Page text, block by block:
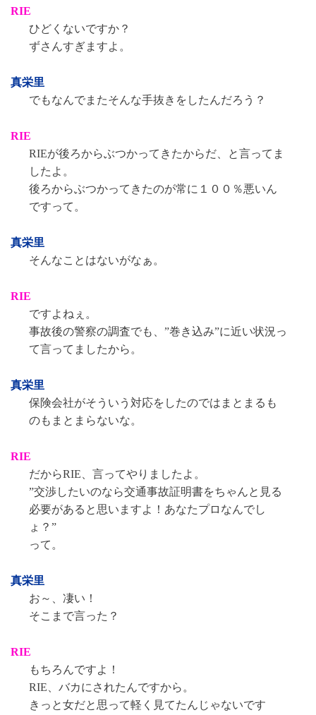
RIE
ひどくないですか？
ずさんすぎますよ。
真栄里
でもなんでまたそんな手抜きをしたんだろう？
RIE
RIEが後ろからぶつかってきたからだ、と言ってま
したよ。
後ろからぶつかってきたのが常に１００％悪いん
ですって。
真栄里
そんなことはないがなぁ。
RIE
ですよねぇ。
事故後の警察の調査でも、”巻き込み”に近い状況っ
て言ってましたから。
真栄里
保険会社がそういう対応をしたのではまとまるも
のもまとまらないな。
RIE
だからRIE、言ってやりましたよ。
”交渉したいのなら交通事故証明書をちゃんと見る
必要があると思いますよ！あなたプロなんでし
ょ？”
って。
真栄里
お～、凄い！
そこまで言った？
RIE
もちろんですよ！
RIE、バカにされたんですから。
きっと女だと思って軽く見てたんじゃないです